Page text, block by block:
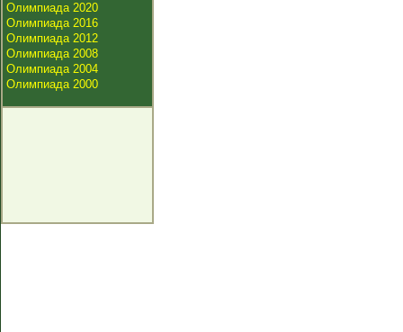
Олимпиада 2020
Олимпиада 2016
Олимпиада 2012
Олимпиада 2008
Олимпиада 2004
Олимпиада 2000